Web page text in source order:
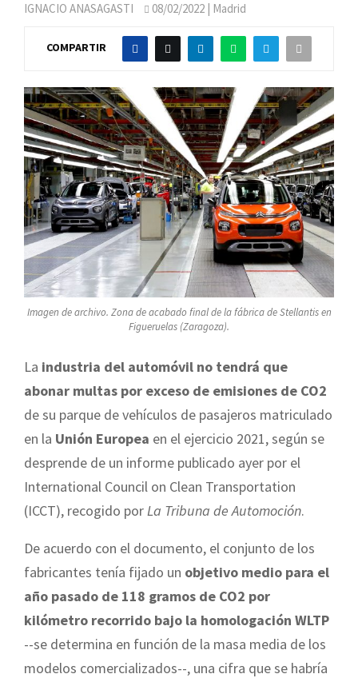
IGNACIO ANASAGASTI 08/02/2022 | Madrid
COMPARTIR
Imagen de archivo. Zona de acabado final de la fábrica de Stellantis en
Figueruelas (Zaragoza).
La industria del automóvil no tendrá que
abonar multas por exceso de emisiones de CO2
de su parque de vehículos de pasajeros matriculado
en la Unión Europea en el ejercicio 2021, según se
desprende de un informe publicado ayer por el
International Council on Clean Transportation
(ICCT), recogido porLa Tribuna de Automoción.
De acuerdo con el documento, el conjunto de los
fabricantes tenía fijado un objetivo medio para el
año pasado de 118 gramos de CO2 por
kilómetro recorrido bajo la homologación WLTP
--se determina en función de la masa media de los
modelos comercializados--, una cifra que se habría